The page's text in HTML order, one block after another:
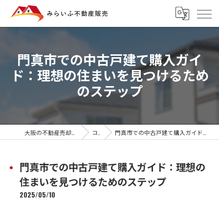
門真市での中古戸建て購入ガイ
ド：理想の住まいを見つけるため
のステップ
コラム 門真市での中古戸建て購入ガイド：理想の住まいを見つけるためのステップ
門真市での中古戸建て購入ガイド：理想の
住まいを見つけるためのステップ
2025/05/10